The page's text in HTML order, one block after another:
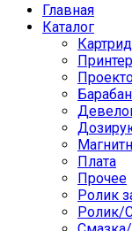
Главная
Каталог
Плата
Прочее
Ролик
Ролик/